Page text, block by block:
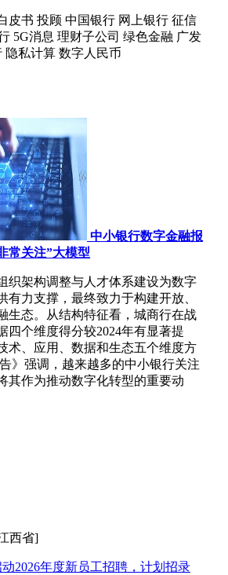
皮书 投顾 中国银行 网上银行 征信
5G消息 理财子公司 绿色金融 广发
隐私计算 数字人民币
中小银行数字金融报
常关注”大模型
织架构调整与人才体系建设为数字
有力支撑，最终致力于构建开放、
生态。从结构特征看，城商行在战
四个维度得分较2024年有显著提
术、应用、数据和生态五个维度方
》强调，越来越多的中小银行关注
其作为推动数字化转型的重要动
西省]
2026年度新员工招聘，计划招录